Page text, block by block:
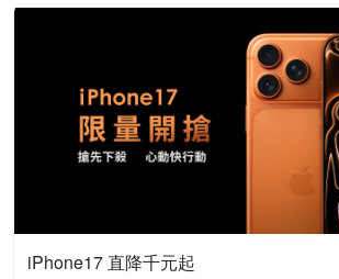
iPhone17 直降千元起